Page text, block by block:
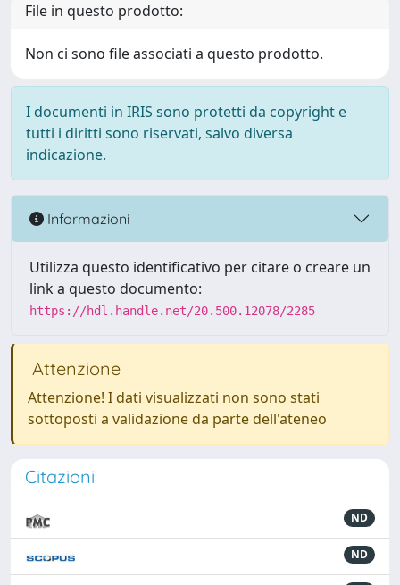
File in questo prodotto:
Non ci sono file associati a questo prodotto.
I documenti in IRIS sono protetti da copyright e
tutti i diritti sono riservati, salvo diversa
indicazione.
Informazioni
Utilizza questo identificativo per citare o creare un
link a questo documento:
https://hdl.handle.net/20.500.12078/2285
Attenzione
Attenzione! I dati visualizzati non sono stati
sottoposti a validazione da parte dell'ateneo
Citazioni
ND
ND